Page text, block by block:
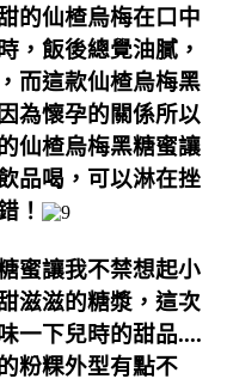
的仙楂烏梅在口中
，飯後總覺油膩，
而這款仙楂烏梅黑
為懷孕的關係所以
仙楂烏梅黑糖蜜讓
品喝，可以淋在挫
！
蜜讓我不禁想起小
滋滋的糖漿，這次
一下兒時的甜品....
粉粿外型有點不